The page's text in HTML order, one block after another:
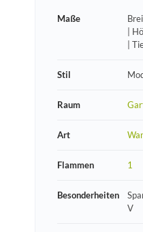
Maße
|
|
Stil
Raum
Art
Flammen 1
Besonderheiten
V